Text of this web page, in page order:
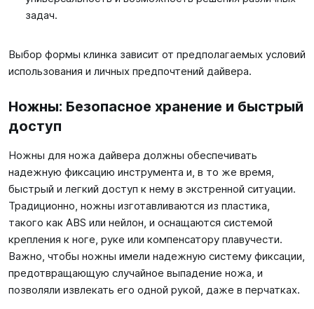
задач.
Выбор формы клинка зависит от предполагаемых условий
использования и личных предпочтений дайвера.
Ножны: Безопасное хранение и быстрый
доступ
Ножны для ножа дайвера должны обеспечивать
надежную фиксацию инструмента и, в то же время,
быстрый и легкий доступ к нему в экстренной ситуации.
Традиционно, ножны изготавливаются из пластика,
такого как ABS или нейлон, и оснащаются системой
крепления к ноге, руке или компенсатору плавучести.
Важно, чтобы ножны имели надежную систему фиксации,
предотвращающую случайное выпадение ножа, и
позволяли извлекать его одной рукой, даже в перчатках.